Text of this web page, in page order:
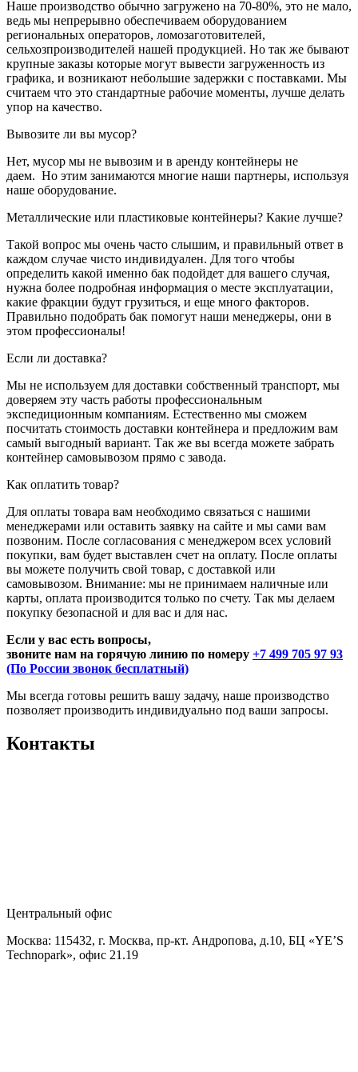
Наше производство обычно загружено на 70-80%, это не мало,
ведь мы непрерывно обеспечиваем оборудованием
региональных операторов, ломозаготовителей,
сельхозпроизводителей нашей продукцией. Но так же бывают
крупные заказы которые могут вывести загруженность из
графика, и возникают небольшие задержки с поставками. Мы
считаем что это стандартные рабочие моменты, лучше делать
упор на качество.
Вывозите ли вы мусор?
Нет, мусор мы не вывозим и в аренду контейнеры не
даем. Но этим занимаются многие наши партнеры, используя
наше оборудование.
Металлические или пластиковые контейнеры? Какие лучше?
Такой вопрос мы очень часто слышим, и правильный ответ в
каждом случае чисто индивидуален. Для того чтобы
определить какой именно бак подойдет для вашего случая,
нужна более подробная информация о месте эксплуатации,
какие фракции будут грузиться, и еще много факторов.
Правильно подобрать бак помогут наши менеджеры, они в
этом профессионалы!
Если ли доставка?
Мы не используем для доставки собственный транспорт, мы
доверяем эту часть работы профессиональным
экспедиционным компаниям. Естественно мы сможем
посчитать стоимость доставки контейнера и предложим вам
самый выгодный вариант. Так же вы всегда можете забрать
контейнер самовывозом прямо с завода.
Как оплатить товар?
Для оплаты товара вам необходимо связаться с нашими
менеджерами или оставить заявку на сайте и мы сами вам
позвоним. После согласования с менеджером всех условий
покупки, вам будет выставлен счет на оплату. После оплаты
вы можете получить свой товар, с доставкой или
самовывозом. Внимание: мы не принимаем наличные или
карты, оплата производится только по счету. Так мы делаем
покупку безопасной и для вас и для нас.
Если у вас есть вопросы,
звоните нам на горячую линию по номеру +7 499 705 97 93
(По России звонок бесплатный)
Мы всегда готовы решить вашу задачу, наше производство
позволяет производить индивидуально под ваши запросы.
Контакты
Центральный офис
Москва: 115432, г. Москва, пр-кт. Андропова, д.10, БЦ «YE’S
Technopark», офис 21.19